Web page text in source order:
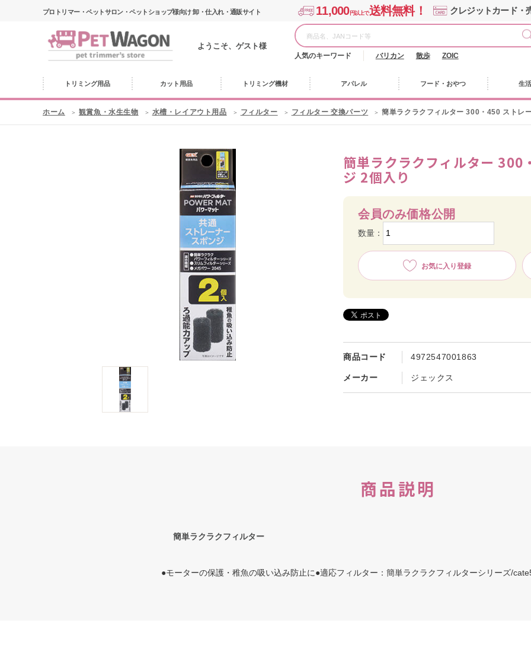
プロトリマー・ペットサロン・ペットショップ様向け 卸・仕入れ・通販サイト 11,000円以上で送料無料！ クレジットカード・
ようこそ、ゲスト様
人気のキーワード バリカン 散歩 ZOIC
トリミング用品 カット用品 トリミング機材 アパレル フード・おやつ 生
ホーム 観賞魚・水生生物 水槽・レイアウト用品 フィルター フィルター 交換パーツ 簡単ラクラクフィルター 300・450 ストレ
簡単ラクラクフィルター 300
ジ 2個入り
商品コード 4972547001863
メーカー ジェックス
会員のみ価格公開
数量：
お気に入り登録
商品説明
簡単ラクラクフィルター
●モーターの保護・稚魚の吸い込み防止に●適応フィルター：簡単ラクラクフィルターシリーズ/